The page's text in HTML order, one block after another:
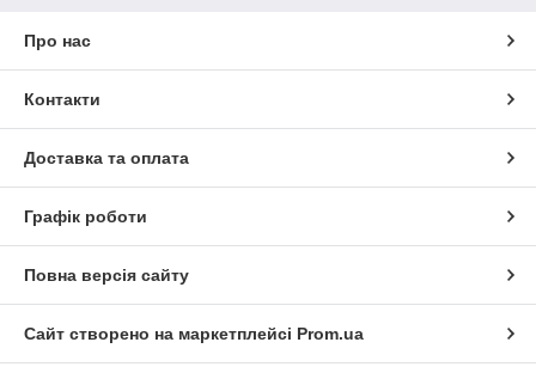
Про нас
Контакти
Доставка та оплата
Графік роботи
Повна версія сайту
Сайт створено на маркетплейсі Prom.ua